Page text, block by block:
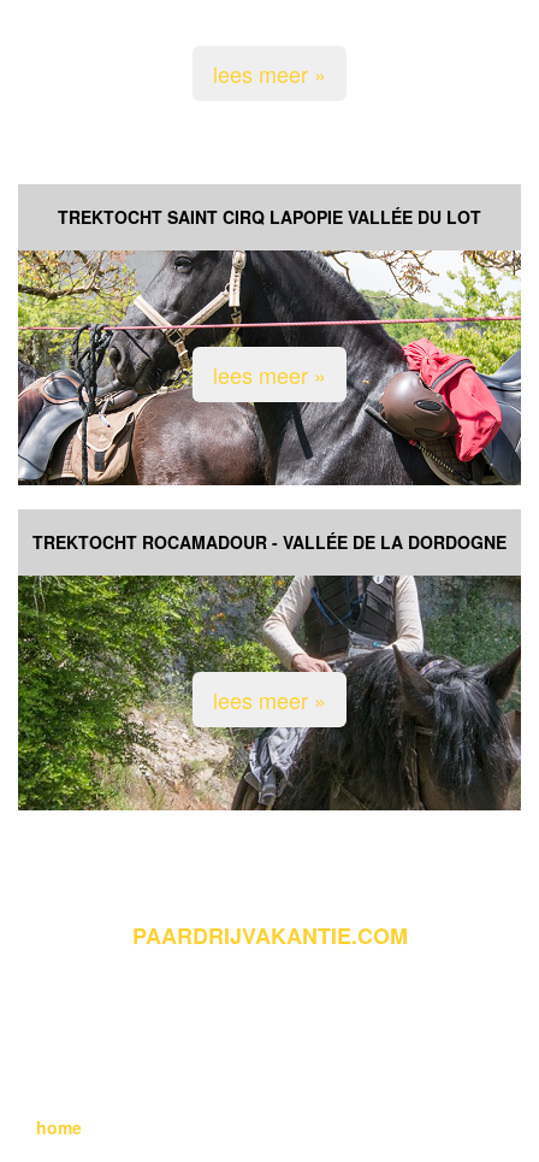
lees meer »
TREKTOCHT SAINT CIRQ LAPOPIE VALLÉE DU LOT
lees meer »
TREKTOCHT ROCAMADOUR - VALLÉE DE LA DORDOGNE
lees meer »
PAARDRIJVAKANTIE.COM
home